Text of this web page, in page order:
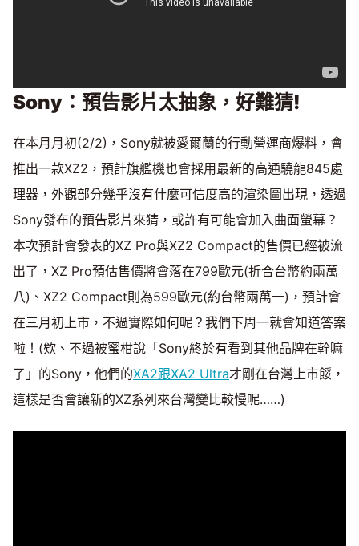
Sony ：預告影片太抽象，好難猜!
在本月月初(2/2)，Sony就被愛爾蘭的行動營運商爆料，會
推出一款XZ2，預計旗艦機也會採用最新的高通驍龍845處
理器，外觀部分幾乎沒有什麼可信度高的渲染圖出現，透過
Sony發布的預告影片來猜，或許有可能會加入曲面螢幕？
本次預計會發表的XZ Pro與XZ2 Compact的售價已經被流
出了，XZ Pro預估售價將會落在799歐元(折合台幣約兩萬
八)、XZ2 Compact則為599歐元(約台幣兩萬一)，預計會
在三月初上市，不過實際如何呢？我們下周一就會知道答案
啦！(欸、不過被蜜柑說「Sony終於有看到其他品牌在幹嘛
了」的Sony，他們的XA2跟XA2 Ultra才剛在台灣上市餒，
這樣是否會讓新的XZ系列來台灣變比較慢呢……)